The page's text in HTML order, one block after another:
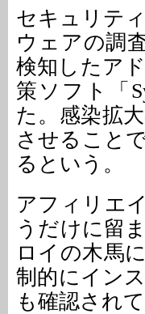
セキュリテ
ウェアの調
検知したア
策ソフト「
た。感染拡
させること
るという。
アフィリエ
うだけに留
ロイの木馬
制的にイン
も確認され